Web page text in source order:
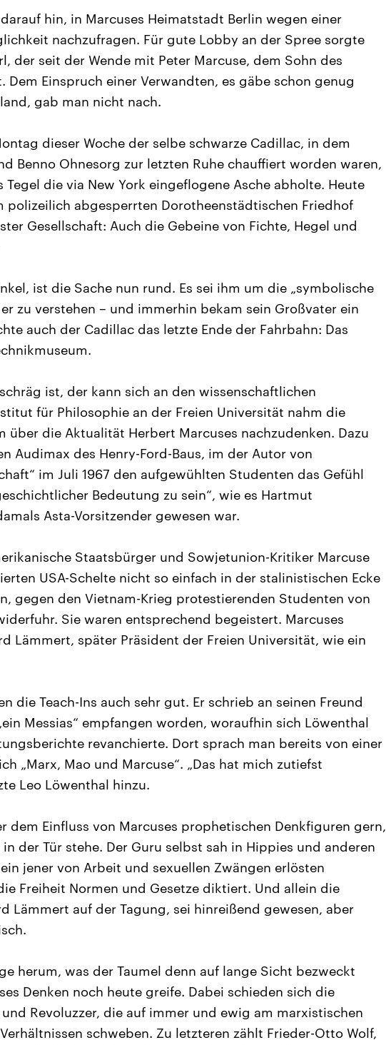
hin, in Marcuses Heimatstadt Berlin wegen einer
nachzufragen. Für gute Lobby an der Spree sorgte
der seit der Wende mit Peter Marcuse, dem Sohn des
Einspruch einer Verwandten, es gäbe schon genug
gab man nicht nach.
dieser Woche der selbe schwarze Cadillac, in dem
Benno Ohnesorg zur letzten Ruhe chauffiert worden waren,
Tegel die via New York eingeflogene Asche abholte. Heute
polizeilich abgesperrten Dorotheenstädtischen Friedhof
Gesellschaft: Auch die Gebeine von Fichte, Hegel und
ist die Sache nun rund. Es sei ihm um die „symbolische
zu verstehen – und immerhin bekam sein Großvater ein
auch der Cadillac das letzte Ende der Fahrbahn: Das
ist, der kann sich an den wissenschaftlichen
für Philosophie an der Freien Universität nahm die
über die Aktualität Herbert Marcuses nachzudenken. Dazu
Audimax des Henry-Ford-Baus, im der Autor von
im Juli 1967 den aufgewühlten Studenten das Gefühl
Bedeutung zu sein“, wie es Hartmut
Asta-Vorsitzender gewesen war.
Staatsbürger und Sowjetunion-Kritiker Marcuse
USA-Schelte nicht so einfach in der stalinistischen Ecke
gegen den Vietnam-Krieg protestierenden Studenten von
Sie waren entsprechend begeistert. Marcuses
Lämmert, später Präsident der Freien Universität, wie ein
die Teach-Ins auch sehr gut. Er schrieb an seinen Freund
Messias“ empfangen worden, woraufhin sich Löwenthal
revanchierte. Dort sprach man bereits von einer
„Marx, Mao und Marcuse“. „Das hat mich zutiefst
Leo Löwenthal hinzu.
dem Einfluss von Marcuses prophetischen Denkfiguren gern,
der Tür stehe. Der Guru selbst sah in Hippies und anderen
jener von Arbeit und sexuellen Zwängen erlösten
Freiheit Normen und Gesetze diktiert. Und allein die
Lämmert auf der Tagung, sei hinreißend gewesen, aber
herum, was der Taumel denn auf lange Sicht bezweckt
Denken noch heute greife. Dabei schieden sich die
Revoluzzer, die auf immer und ewig am marxistischen
schweben. Zu letzteren zählt Frieder-Otto Wolf,